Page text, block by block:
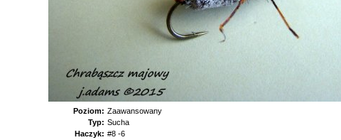
Poziom: Zaawansowany
Typ: Sucha
Haczyk: #8 -6